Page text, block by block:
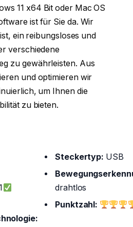
11 x64 Bit oder Mac OS
ist für Sie da. Wir
ein reibungsloses und
verschiedene
zu gewährleisten. Aus
und optimieren wir
um Ihnen die
zu bieten.
Steckertyp: USB
drahtlos
Punktzahl: